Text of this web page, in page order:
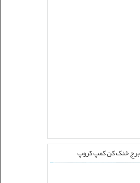
برج خنک کن کمپ کروپ